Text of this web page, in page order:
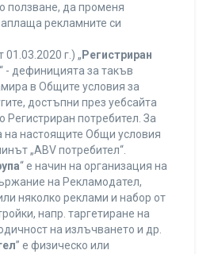
ползване, да променя
рекламните си
01.03.2020 г.) „ Регистриран
“ - дефиницията за такъв
в Общите условия за
достъпни през уебсайта
Регистриран потребител. За
на настоящите Общи условия
„ABV потребител“.
“ е начин на организация на
на Рекламодател,
няколко реклами и набор от
напр. таргетиране на
на излъчването и др.
” е физическо или